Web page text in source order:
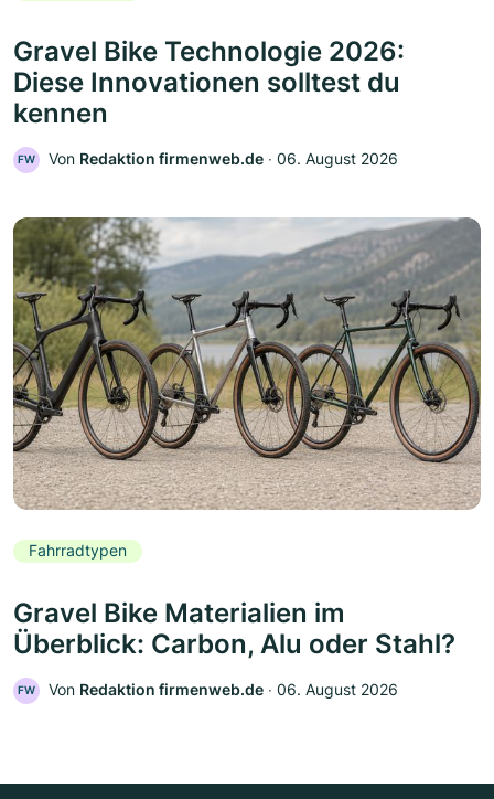
Gravel Bike Technologie 2026:
Diese Innovationen solltest du
kennen
FW Von Redaktion firmenweb.de ‧ 06. August 2026
Fahrradtypen
Gravel Bike Materialien im
Überblick: Carbon, Alu oder Stahl?
FW Von Redaktion firmenweb.de ‧ 06. August 2026